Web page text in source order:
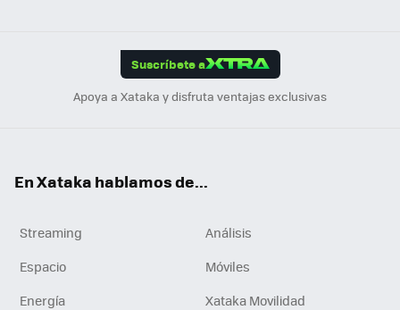
Suscríbete a
Apoya a Xataka y disfruta ventajas exclusivas
En Xataka hablamos de...
Streaming
Análisis
Espacio
Móviles
Energía
Xataka Movilidad